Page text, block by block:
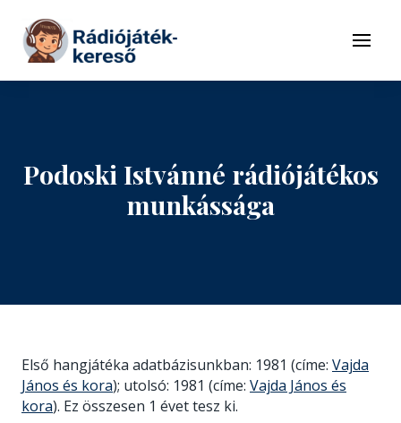
Tovább a tartalomhoz
Menü
Podoski Istvánné rádiójátékos
munkássága
Első hangjátéka adatbázisunkban: 1981 (címe: Vajda
János és kora); utolsó: 1981 (címe: Vajda János és
kora). Ez összesen 1 évet tesz ki.